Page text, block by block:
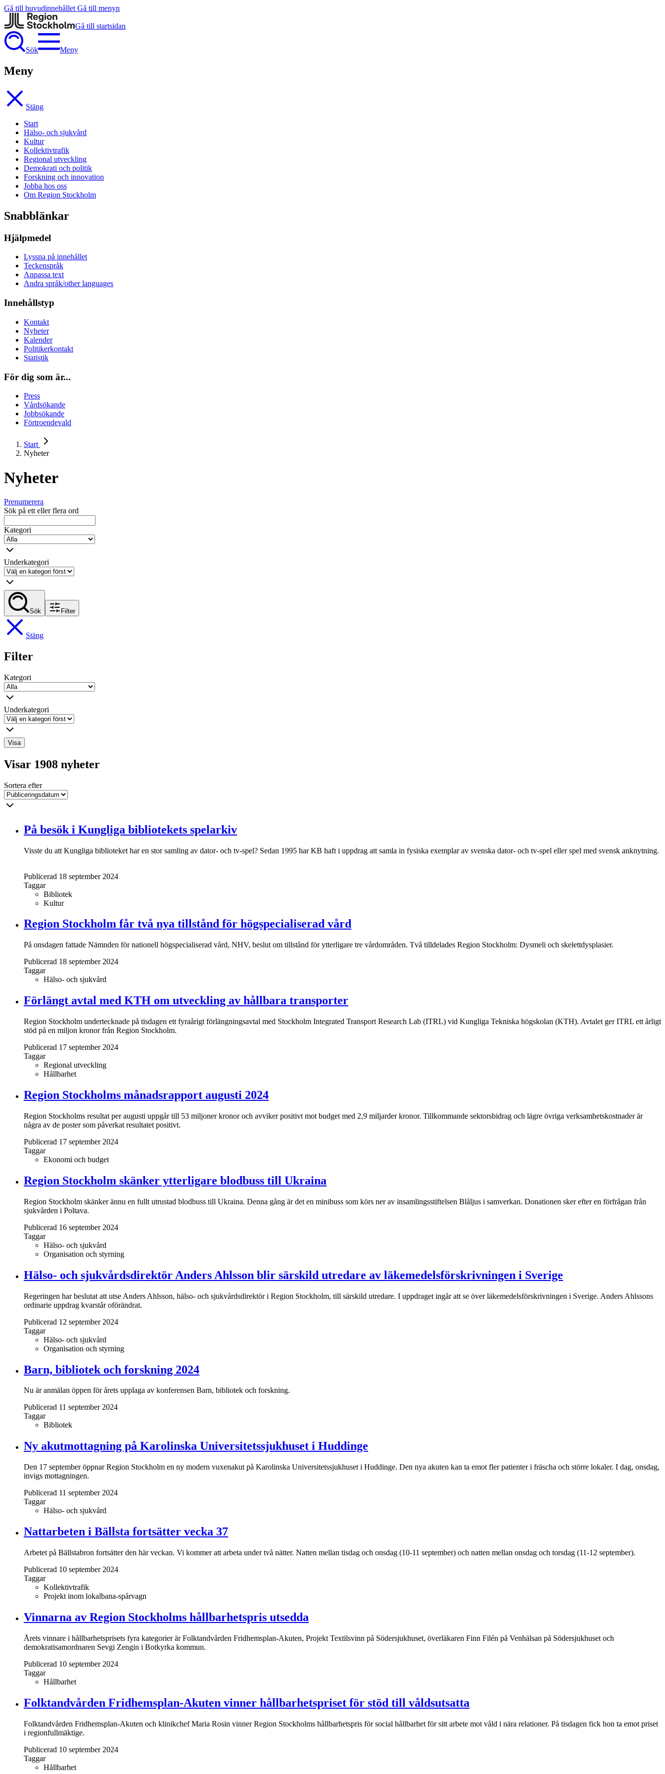
Gå till huvudinnehållet Gå till menyn
Gå till startsidan
Sök Meny
Meny
Stäng
Start
Hälso- och sjukvård
Kultur
Kollektivtrafik
Regional utveckling
Demokrati och politik
Forskning och innovation
Jobba hos oss
Om Region Stockholm
Snabblänkar
Hjälpmedel
Lyssna på innehållet
Teckenspråk
Anpassa text
Andra språk/other languages
Innehållstyp
Kontakt
Nyheter
Kalender
Politikerkontakt
Statistik
För dig som är...
Press
Vårdsökande
Jobbsökande
Förtroendevald
Start
Nyheter
Nyheter
Prenumerera
Sök på ett eller flera ord
Kategori
Underkategori
Sök Filter
Stäng
Filter
Kategori
Underkategori
Visa
Visar 1908 nyheter
Sortera efter
På besök i Kungliga bibliotekets spelarkiv
Visste du att Kungliga biblioteket har en stor samling av dator- och tv-spel? Sedan 1995 har KB haft i uppdrag att samla in fysiska exemplar av svenska dator- och tv-spel eller spel med svensk anknytning.
Publicerad 18 september 2024
Taggar
Bibliotek
Kultur
Region Stockholm får två nya tillstånd för högspecialiserad vård
På onsdagen fattade Nämnden för nationell högspecialiserad vård, NHV, beslut om tillstånd för ytterligare tre vårdområden. Två tilldelades Region Stockholm: Dysmeli och skelettdysplasier.
Publicerad 18 september 2024
Taggar
Hälso- och sjukvård
Förlängt avtal med KTH om utveckling av hållbara transporter
Region Stockholm undertecknade på tisdagen ett fyraårigt förlängningsavtal med Stockholm Integrated Transport Research Lab (ITRL) vid Kungliga Tekniska högskolan (KTH). Avtalet ger ITRL ett årligt
stöd på en miljon kronor från Region Stockholm.
Publicerad 17 september 2024
Taggar
Regional utveckling
Hållbarhet
Region Stockholms månadsrapport augusti 2024
Region Stockholms resultat per augusti uppgår till 53 miljoner kronor och avviker positivt mot budget med 2,9 miljarder kronor. Tillkommande sektorsbidrag och lägre övriga verksamhetskostnader är
några av de poster som påverkat resultatet positivt.
Publicerad 17 september 2024
Taggar
Ekonomi och budget
Region Stockholm skänker ytterligare blodbuss till Ukraina
Region Stockholm skänker ännu en fullt utrustad blodbuss till Ukraina. Denna gång är det en minibuss som körs ner av insamlingsstiftelsen Blåljus i samverkan. Donationen sker efter en förfrågan från
sjukvården i Poltava.
Publicerad 16 september 2024
Taggar
Hälso- och sjukvård
Organisation och styrning
Hälso- och sjukvårdsdirektör Anders Ahlsson blir särskild utredare av läkemedelsförskrivningen i Sverige
Regeringen har beslutat att utse Anders Ahlsson, hälso- och sjukvårdsdirektör i Region Stockholm, till särskild utredare. I uppdraget ingår att se över läkemedelsförskrivningen i Sverige. Anders Ahlssons
ordinarie uppdrag kvarstår oförändrat.
Publicerad 12 september 2024
Taggar
Hälso- och sjukvård
Organisation och styrning
Barn, bibliotek och forskning 2024
Nu är anmälan öppen för årets upplaga av konferensen Barn, bibliotek och forskning.
Publicerad 11 september 2024
Taggar
Bibliotek
Ny akutmottagning på Karolinska Universitetssjukhuset i Huddinge
Den 17 september öppnar Region Stockholm en ny modern vuxenakut på Karolinska Universitetssjukhuset i Huddinge. Den nya akuten kan ta emot fler patienter i fräscha och större lokaler. I dag, onsdag,
invigs mottagningen.
Publicerad 11 september 2024
Taggar
Hälso- och sjukvård
Nattarbeten i Bällsta fortsätter vecka 37
Arbetet på Bällstabron fortsätter den här veckan. Vi kommer att arbeta under två nätter. Natten mellan tisdag och onsdag (10-11 september) och natten mellan onsdag och torsdag (11-12 september).
Publicerad 10 september 2024
Taggar
Kollektivtrafik
Projekt inom lokalbana-spårvagn
Vinnarna av Region Stockholms hållbarhetspris utsedda
Årets vinnare i hållbarhetsprisets fyra kategorier är Folktandvården Fridhemsplan-Akuten, Projekt Textilsvinn på Södersjukhuset, överläkaren Finn Filén på Venhälsan på Södersjukhuset och
demokratisamordnaren Sevgi Zengin i Botkyrka kommun.
Publicerad 10 september 2024
Taggar
Hållbarhet
Folktandvården Fridhemsplan-Akuten vinner hållbarhetspriset för stöd till våldsutsatta
Folktandvården Fridhemsplan-Akuten och klinikchef Maria Rosin vinner Region Stockholms hållbarhetspris för social hållbarhet för sitt arbete mot våld i nära relationer. På tisdagen fick hon ta emot priset
i regionfullmäktige.
Publicerad 10 september 2024
Taggar
Hållbarhet